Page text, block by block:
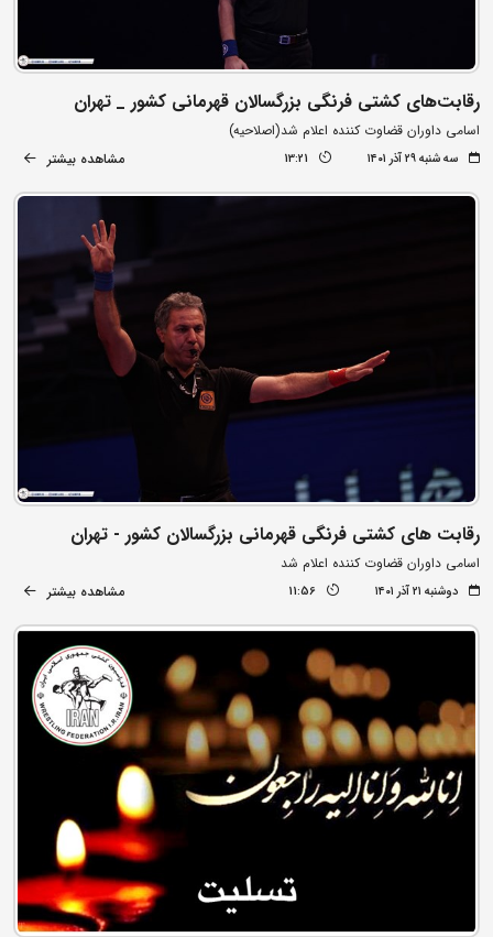
رقابت‌های کشتی فرنگی بزرگسالان قهرمانی کشور _ تهران
اسامی داوران قضاوت کننده اعلام شد(اصلاحیه)
سه شنبه ۲۹ آذر ۱۴۰۱ 13:21 مشاهده بیشتر
رقابت های کشتی فرنگی قهرمانی بزرگسالان کشور - تهران
اسامی داوران قضاوت کننده اعلام شد
دوشنبه ۲۱ آذر ۱۴۰۱ 11:56 مشاهده بیشتر